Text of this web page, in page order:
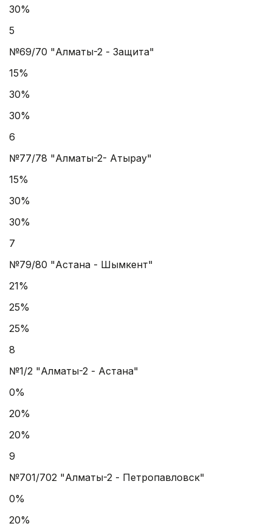
30%
5
№69/70 "Алматы-2 - Защита"
15%
30%
30%
6
№77/78 "Алматы-2- Атырау"
15%
30%
30%
7
№79/80 "Астана - Шымкент"
21%
25%
25%
8
№1/2 "Алматы-2 - Астана"
0%
20%
20%
9
№701/702 "Алматы-2 - Петропавловск"
0%
20%